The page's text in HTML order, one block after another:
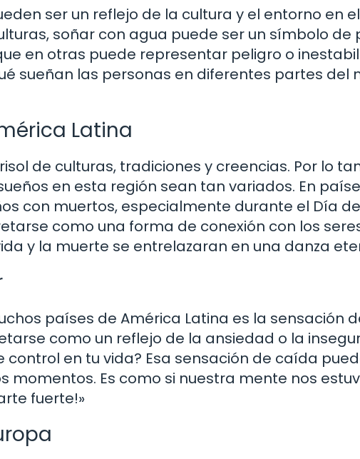
ser un reflejo de la cultura y el entorno en
soñar con agua puede ser un símbolo de
en otras puede representar peligro o
sueñan las personas en diferentes partes del
Latina
de culturas, tradiciones y creencias. Por lo
en esta región sean tan variados. En
con muertos, especialmente durante el Día
como una forma de conexión con los
y la muerte se entrelazaran en una danza
países de América Latina es la sensación
como un reflejo de la ansiedad o la
en tu vida? Esa sensación de caída
momentos. Es como si nuestra mente nos
fuerte!»